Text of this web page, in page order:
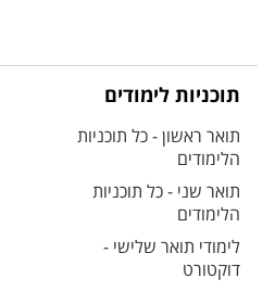
תוכניות לימודים
תואר ראשון - כל תוכניות
הלימודים
תואר שני - כל תוכניות
הלימודים
לימודי תואר שלישי -
דוקטורט